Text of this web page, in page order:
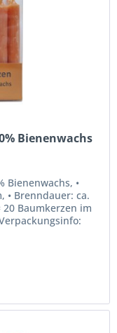
Bienenwachs
Bienenwachs, •
• Brenndauer: ca.
20 Baumkerzen im